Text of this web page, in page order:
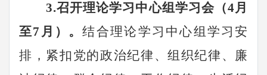
3.召开理论学习中心组学习会（4月
至7月）。结合理论学习中心组学习安
排，紧扣党的政治纪律、组织纪律、廉